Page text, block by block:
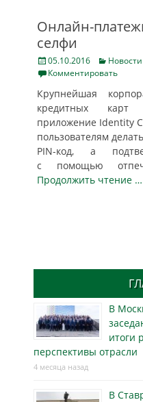
Онлайн-
селфи
Posted
on
05.10.2016 Categories
Новости
Комментировать
Крупнейшая
кредитных карт
приложение Identity
пользователям
PIN-код, а
с помощью
Продолжить чтение …
В
итоги
перспективы отрасли
4 месяца назад
В